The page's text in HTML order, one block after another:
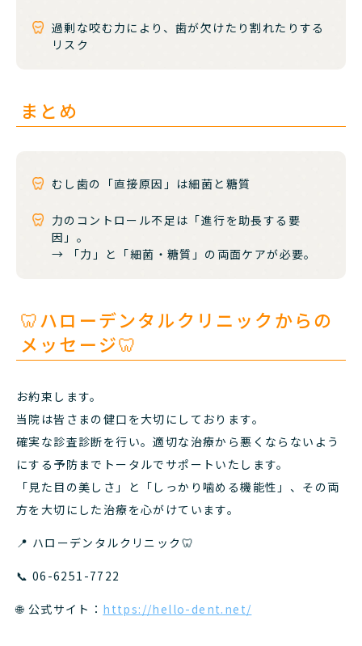
過剰な咬む力により、歯が欠けたり割れたりする
リスク
まとめ
むし歯の「直接原因」は細菌と糖質
力のコントロール不足は「進行を助長する要
因」。
→ 「力」と「細菌・糖質」の両面ケアが必要。
🦷ハローデンタルクリニックからの
メッセージ🦷
お約束します。
当院は皆さまの健口を大切にしております。
確実な診査診断を行い。適切な治療から悪くならないよう
にする予防までトータルでサポートいたします。
「見た目の美しさ」と「しっかり噛める機能性」、その両
方を大切にした治療を心がけています。
📍 ハローデンタルクリニック 🦷
📞 06-6251-7722
🌐 公式サイト： https://hello-dent.net/